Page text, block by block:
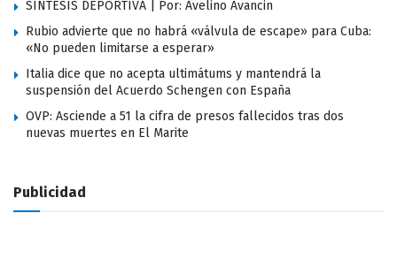
SINTESIS DEPORTIVA | Por: Avelino Avancin
Rubio advierte que no habrá «válvula de escape» para Cuba:
«No pueden limitarse a esperar»
Italia dice que no acepta ultimátums y mantendrá la
suspensión del Acuerdo Schengen con España
OVP: Asciende a 51 la cifra de presos fallecidos tras dos
nuevas muertes en El Marite
Publicidad